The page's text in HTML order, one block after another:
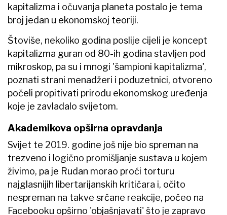
kapitalizma i očuvanja planeta postalo je tema
broj jedan u ekonomskoj teoriji.
Štoviše, nekoliko godina poslije cijeli je koncept
kapitalizma guran od 80-ih godina stavljen pod
mikroskop, pa su i mnogi 'šampioni kapitalizma',
poznati strani menadžeri i poduzetnici, otvoreno
počeli propitivati prirodu ekonomskog uređenja
koje je zavladalo svijetom.
Akademikova opširna opravdanja
Svijet te 2019. godine još nije bio spreman na
trezveno i logično promišljanje sustava u kojem
živimo, pa je Rudan morao proći torturu
najglasnijih libertarijanskih kritičara i, očito
nespreman na takve srčane reakcije, počeo na
Facebooku opširno 'objašnjavati' što je zapravo